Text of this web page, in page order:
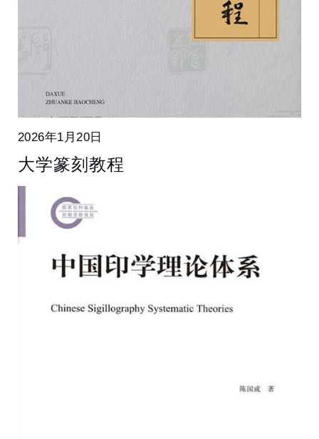
2026年1月20日
大学篆刻教程